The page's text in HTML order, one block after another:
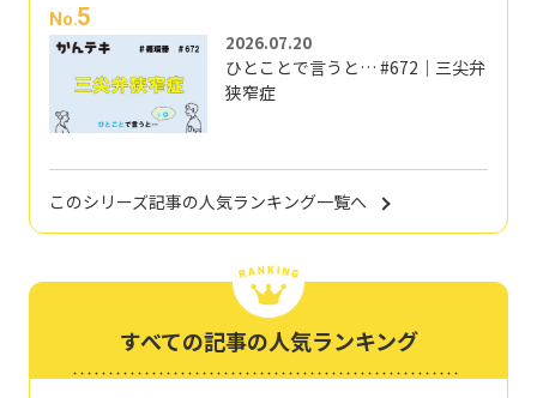
No.5
2026.07.20
ひとことで言うと… #672｜三尖弁
狭窄症
このシリーズ記事の人気ランキング一覧へ
すべての記事の人気ランキング